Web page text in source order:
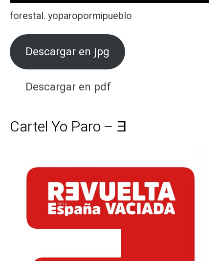
forestal. yoparopormipueblo
Descargar en jpg
Descargar en pdf
Cartel Yo Paro – Ǝ